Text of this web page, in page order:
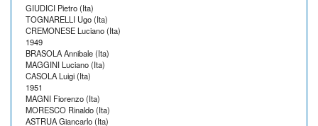
GIUDICI Pietro (Ita)
TOGNARELLI Ugo (Ita)
CREMONESE Luciano (Ita)
1949
BRASOLA Annibale (Ita)
MAGGINI Luciano (Ita)
CASOLA Luigi (Ita)
1951
MAGNI Fiorenzo (Ita)
MORESCO Rinaldo (Ita)
ASTRUA Giancarlo (Ita)